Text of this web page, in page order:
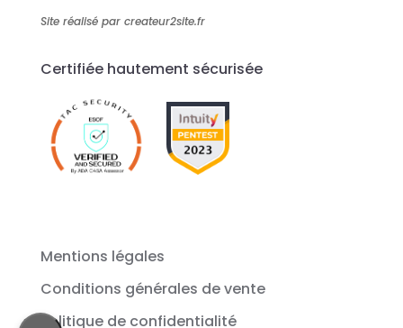
Site réalisé par createur2site.fr
Certifiée hautement sécurisée
Mentions légales
Conditions générales de vente
Politique de confidentialité